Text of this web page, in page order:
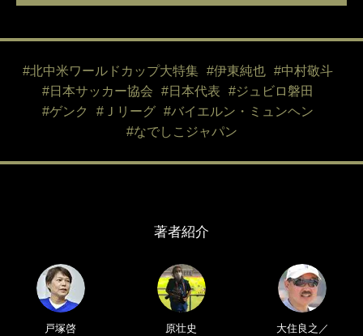
#北中米ワールドカップ大特集 #伊東純也
#中村敬斗
#日本サッカー協会
#日本代表
#ジュビロ磐田
#ゲンク
#Ｊリーグ
#バイエルン・ミュンヘン
#なでしこジャパン
著者紹介
戸塚啓 原壮史
大住良之／